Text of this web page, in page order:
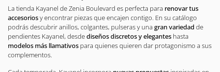
La tienda Kayanel de Zenia Boulevard es perfecta para renovar tus
accesoriosy encontrar piezas que encajen contigo. En su catálogo
podrás descubrir anillos, colgantes, pulseras y una gran variedad de
pendientes Kayanel, desdediseños discretos y elegantes hasta
modelos más llamativos para quienes quieren dar protagonismo a sus
complementos.